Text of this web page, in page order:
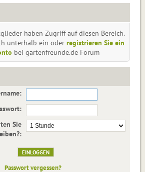
haben Zugriff auf diesen Bereich.
unterhalb ein oder registrieren Sie ein
bei gartenfreunde.de Forum
Sie
Passwort vergessen?